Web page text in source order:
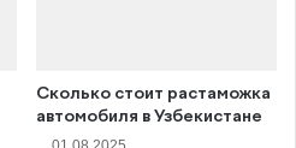
Сколько стоит растаможка
автомобиля в Узбекистане